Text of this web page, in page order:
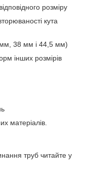
розміру
кута
мм, 38 мм і 44,5 мм)
інших розмірів
матеріалів.
труб читайте у